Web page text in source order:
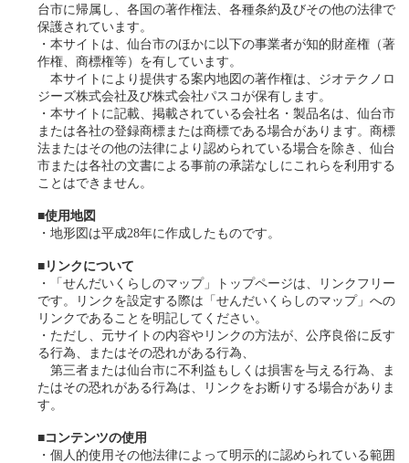
台市に帰属し、各国の著作権法、各種条約及びその他の法律で
保護されています。
・本サイトは、仙台市のほかに以下の事業者が知的財産権（著
作権、商標権等）を有しています。
本サイトにより提供する案内地図の著作権は、ジオテクノロ
ジーズ株式会社及び株式会社パスコが保有します。
・本サイトに記載、掲載されている会社名・製品名は、仙台市
または各社の登録商標または商標である場合があります。商標
法またはその他の法律により認められている場合を除き、仙台
市または各社の文書による事前の承諾なしにこれらを利用する
ことはできません。
■使用地図
・地形図は平成28年に作成したものです。
■リンクについて
・「せんだいくらしのマップ」トップページは、リンクフリー
です。リンクを設定する際は「せんだいくらしのマップ」への
リンクであることを明記してください。
・ただし、元サイトの内容やリンクの方法が、公序良俗に反す
る行為、またはその恐れがある行為、
第三者または仙台市に不利益もしくは損害を与える行為、ま
たはその恐れがある行為は、リンクをお断りする場合がありま
す。
■コンテンツの使用
・個人的使用その他法律によって明示的に認められている範囲